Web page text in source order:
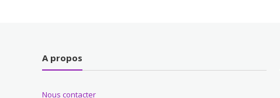
A propos
Nous contacter